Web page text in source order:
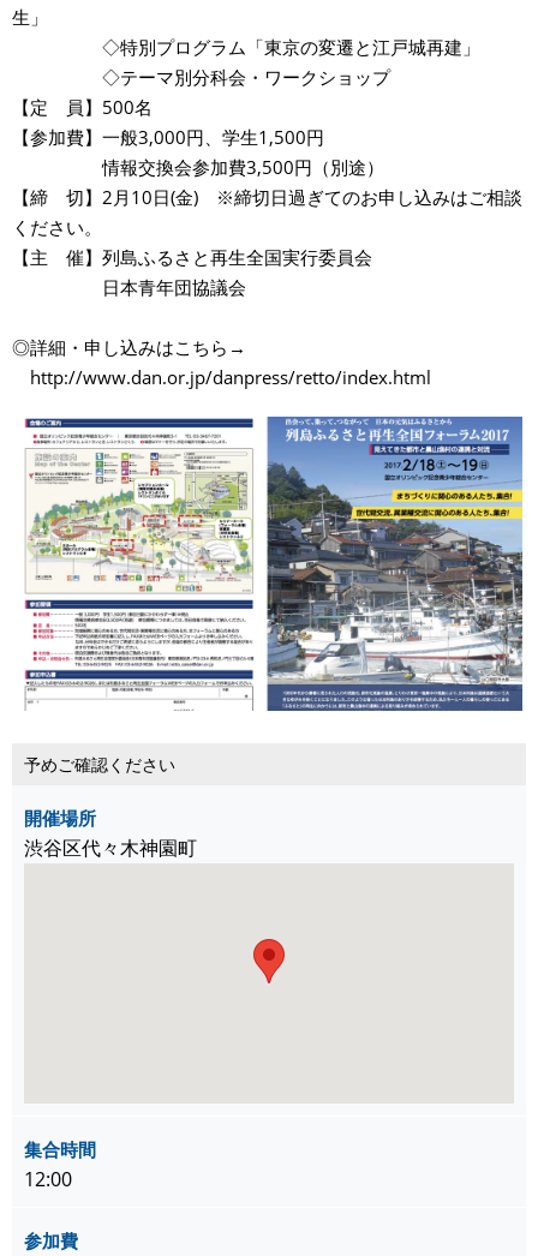
生」
◇特別プログラム「東京の変遷と江戸城再建」
◇テーマ別分科会・ワークショップ
【定 員】500名
【参加費】一般3,000円、学生1,500円
情報交換会参加費3,500円（別途）
【締 切】2月10日(金) ※締切日過ぎてのお申し込みはご相談
ください。
【主 催】列島ふるさと再生全国実行委員会
日本青年団協議会
◎詳細・申し込みはこちら→
http://www.dan.or.jp/danpress/retto/index.html
予めご確認ください
開催場所
渋谷区代々木神園町
集合時間
12:00
参加費